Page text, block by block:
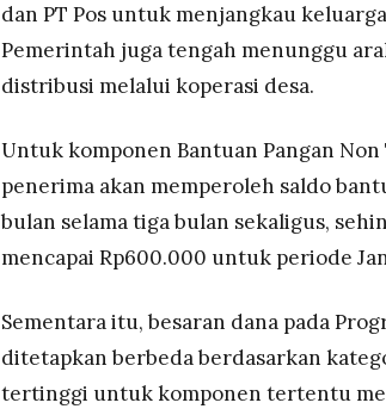
dan PT Pos untuk menjangkau
Pemerintah juga tengah menunggu
distribusi melalui koperasi desa.
Untuk komponen Bantuan Pangan
penerima akan memperoleh saldo
bulan selama tiga bulan sekaligus,
mencapai Rp600.000 untuk periode
Sementara itu, besaran dana pada
ditetapkan berbeda berdasarkan
tertinggi untuk komponen tertentu